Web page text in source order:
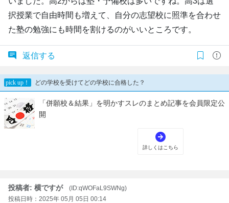
択授業で自由時間も増えて、自分の志望校に照準を合わせ
た塾の勉強にも時間を割けるのがいいところです。
返信する
投稿者: 横ですが
(ID:qWOFaL9SWNg)
投稿日時：2025年 05月 05日 00:14